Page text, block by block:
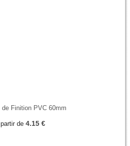
de Finition PVC 60mm
de 4.15 €